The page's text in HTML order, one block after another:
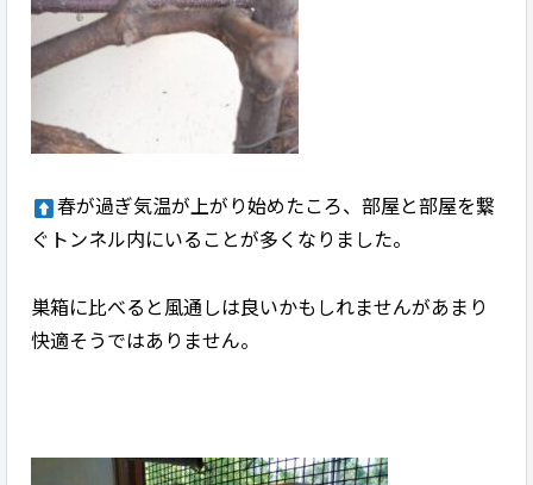
春が過ぎ気温が上がり始めたころ、部屋と部屋を繋
ぐトンネル内にいることが多くなりました。
巣箱に比べると風通しは良いかもしれませんがあまり
快適そうではありません。